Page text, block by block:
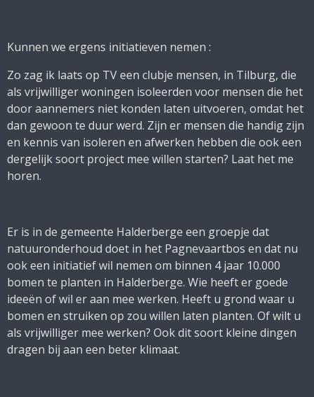
Kunnen we ergens initiatieven nemen :
Zo zag ik laats op TV een clubje mensen, in Tilburg, die
als vrijwilliger woningen isoleerden voor mensen die het
door aannemers niet konden laten uitvoeren, omdat het
dan gewoon te duur werd. Zijn er mensen die handig zijn
en kennis van isoleren en afwerken hebben die ook een
dergelijk soort project mee willen starten? Laat het me
horen.
Er is in de gemeente Halderberge een groepje dat
natuuronderhoud doet in het Pagnevaartbos en dat nu
ook een initiatief wil nemen om binnen 4 jaar 10.000
bomen te planten in Halderberge. Wie heeft er goede
ideeën of wil er aan mee werken. Heeft u grond waar u
bomen en struiken op zou willen laten planten. Of wilt u
als vrijwilliger mee werken? Ook dit soort kleine dingen
dragen bij aan een beter klimaat.